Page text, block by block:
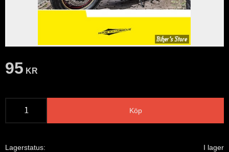
95 KR
Köp
Lagerstatus I lager